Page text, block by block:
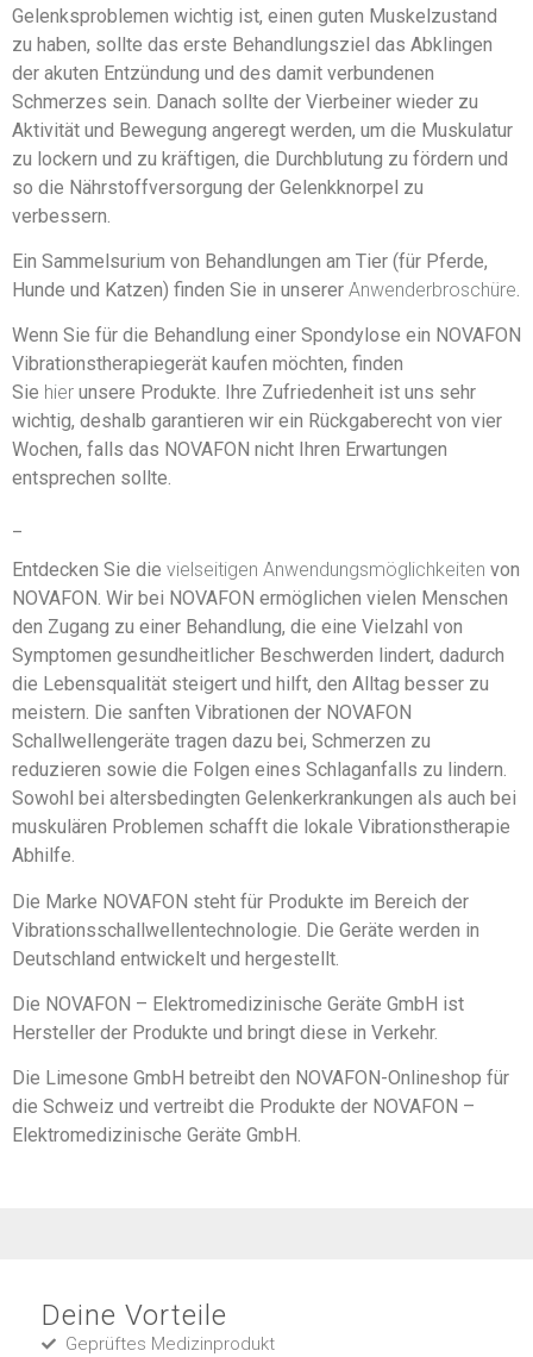
Gelenksproblemen wichtig ist, einen guten Muskelzustand
zu haben, sollte das erste Behandlungsziel das Abklingen
der akuten Entzündung und des damit verbundenen
Schmerzes sein. Danach sollte der Vierbeiner wieder zu
Aktivität und Bewegung angeregt werden, um die Muskulatur
zu lockern und zu kräftigen, die Durchblutung zu fördern und
so die Nährstoffversorgung der Gelenkknorpel zu
verbessern.
Ein Sammelsurium von Behandlungen am Tier (für Pferde,
Hunde und Katzen) finden Sie in unserer Anwenderbroschüre.
Wenn Sie für die Behandlung einer Spondylose ein NOVAFON
Vibrationstherapiegerät kaufen möchten, finden
Sie hier unsere Produkte. Ihre Zufriedenheit ist uns sehr
wichtig, deshalb garantieren wir ein Rückgaberecht von vier
Wochen, falls das NOVAFON nicht Ihren Erwartungen
entsprechen sollte.
Entdecken Sie die vielseitigen Anwendungsmöglichkeiten von
NOVAFON. Wir bei NOVAFON ermöglichen vielen Menschen
den Zugang zu einer Behandlung, die eine Vielzahl von
Symptomen gesundheitlicher Beschwerden lindert, dadurch
die Lebensqualität steigert und hilft, den Alltag besser zu
meistern. Die sanften Vibrationen der NOVAFON
Schallwellengeräte tragen dazu bei, Schmerzen zu
reduzieren sowie die Folgen eines Schlaganfalls zu lindern.
Sowohl bei altersbedingten Gelenkerkrankungen als auch bei
muskulären Problemen schafft die lokale Vibrationstherapie
Abhilfe.
Die Marke NOVAFON steht für Produkte im Bereich der
Vibrationsschallwellentechnologie. Die Geräte werden in
Deutschland entwickelt und hergestellt.
Die NOVAFON – Elektromedizinische Geräte GmbH ist
Hersteller der Produkte und bringt diese in Verkehr.
Die Limesone GmbH betreibt den NOVAFON-Onlineshop für
die Schweiz und vertreibt die Produkte der NOVAFON –
Elektromedizinische Geräte GmbH.
Deine Vorteile
Geprüftes Medizinprodukt